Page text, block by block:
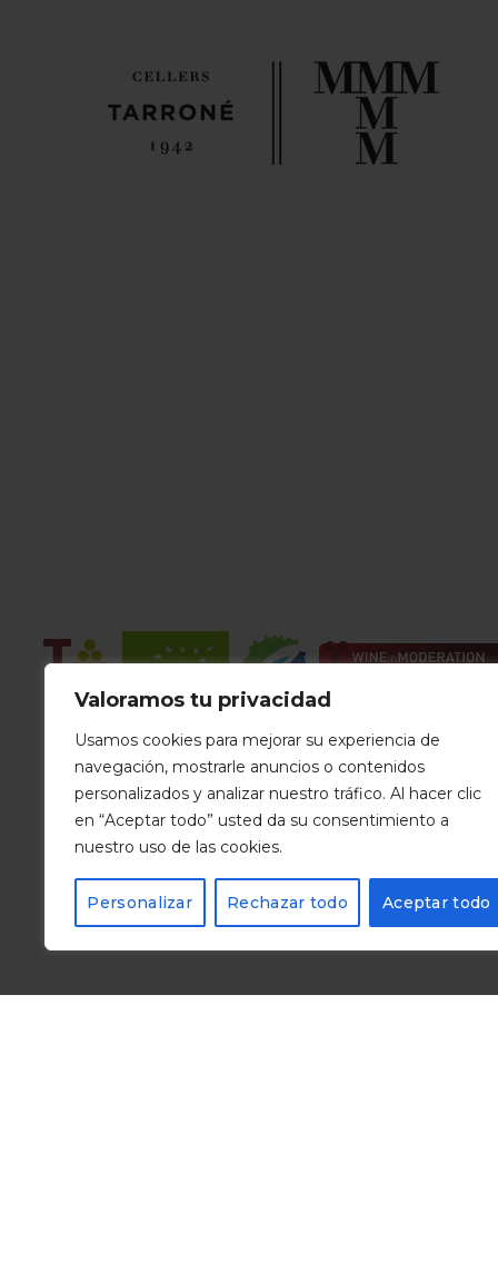
Valoramos tu privacidad
Usamos cookies para mejorar su experiencia de
navegación, mostrarle anuncios o contenidos
personalizados y analizar nuestro tráfico. Al hacer clic
en “Aceptar todo” usted da su consentimiento a
nuestro uso de las cookies.
Personalizar Rechazar todo Aceptar todo